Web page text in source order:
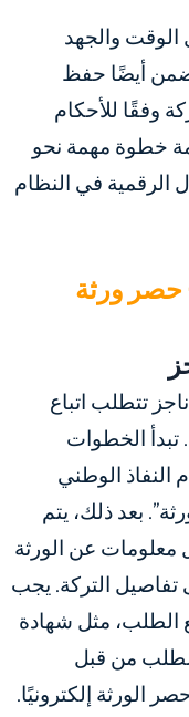
والجهد
تضمن أيضًا حفظ
وفقًا للأحكام
خطوة مهمة نحو
الرقمية في النظام
حصر ورثة
تتطلب اتباع
الخطوات
النفاذ الوطني
بعد ذلك، يتم
معلومات عن الورثة
تفاصيل التركة. يجب
الطلب، مثل شهادة
من قبل
الورثة إلكترونيًا.